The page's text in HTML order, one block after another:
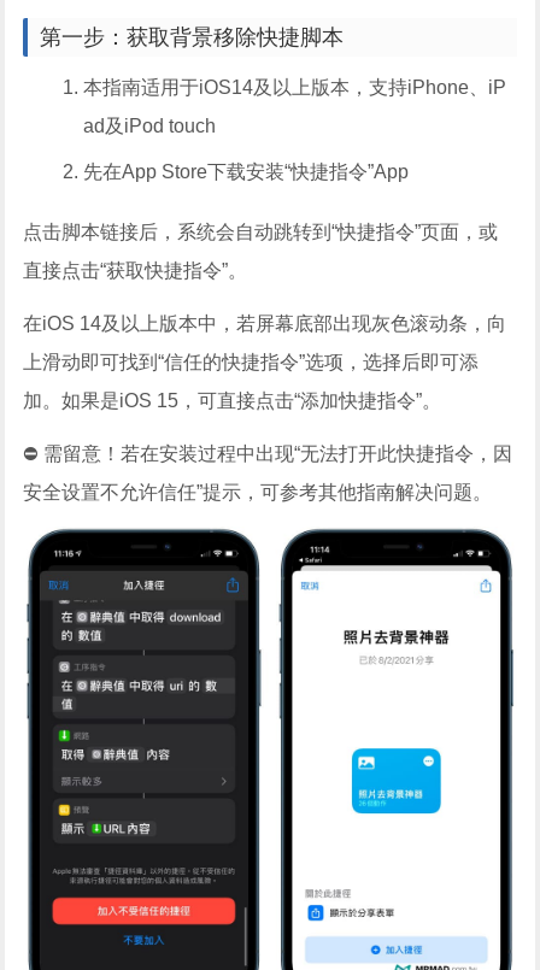
第一步：获取背景移除快捷脚本
本指南适用于iOS14及以上版本，支持iPhone、iP
ad及iPod touch
先在App Store下载安装“快捷指令”App
点击脚本链接后，系统会自动跳转到“快捷指令”页面，或
直接点击“获取快捷指令”。
在iOS 14及以上版本中，若屏幕底部出现灰色滚动条，向
上滑动即可找到“信任的快捷指令”选项，选择后即可添
加。如果是iOS 15，可直接点击“添加快捷指令”。
⛔️ 需留意！若在安装过程中出现“无法打开此快捷指令，因
安全设置不允许信任”提示，可参考其他指南解决问题。